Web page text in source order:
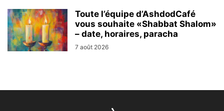
Toute l’équipe d’AshdodCafé
vous souhaite «Shabbat Shalom»
– date, horaires, paracha
7 août 2026